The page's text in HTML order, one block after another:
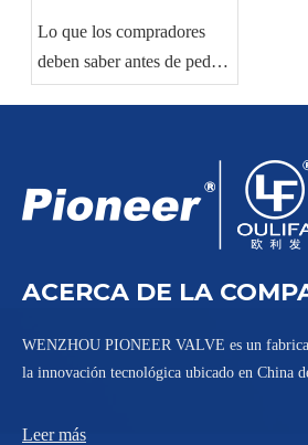
Lo que los compradores
deben saber antes de pedir
válvulas de bola
ACERCA DE LA
WENZHOU PIONEER VALVE es un
la innovación tecnológica ubicado en China
Leer más